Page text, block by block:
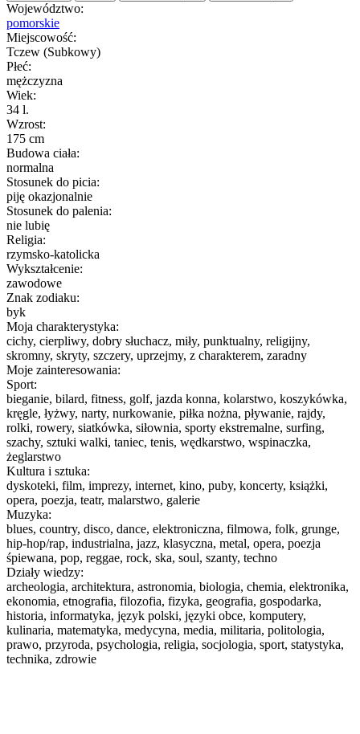
Województwo:
pomorskie
Miejscowość:
Tczew (Subkowy)
Płeć:
mężczyzna
Wiek:
34 l.
Wzrost:
175 cm
Budowa ciała:
normalna
Stosunek do picia:
piję okazjonalnie
Stosunek do palenia:
nie lubię
Religia:
rzymsko-katolicka
Wykształcenie:
zawodowe
Znak zodiaku:
byk
Moja charakterystyka:
cichy, cierpliwy, dobry słuchacz, miły, punktualny, religijny,
skromny, skryty, szczery, uprzejmy, z charakterem, zaradny
Moje zainteresowania:
Sport:
bieganie, bilard, fitness, golf, jazda konna, kolarstwo, koszykówka,
kręgle, łyżwy, narty, nurkowanie, piłka nożna, pływanie, rajdy,
rolki, rowery, siatkówka, siłownia, sporty ekstremalne, surfing,
szachy, sztuki walki, taniec, tenis, wędkarstwo, wspinaczka,
żeglarstwo
Kultura i sztuka:
dyskoteki, film, imprezy, internet, kino, puby, koncerty, książki,
opera, poezja, teatr, malarstwo, galerie
Muzyka:
blues, country, disco, dance, elektroniczna, filmowa, folk, grunge,
hip-hop/rap, industrialna, jazz, klasyczna, metal, opera, poezja
śpiewana, pop, reggae, rock, ska, soul, szanty, techno
Działy wiedzy:
archeologia, architektura, astronomia, biologia, chemia, elektronika,
ekonomia, etnografia, filozofia, fizyka, geografia, gospodarka,
historia, informatyka, język polski, języki obce, komputery,
kulinaria, matematyka, medycyna, media, militaria, politologia,
prawo, przyroda, psychologia, religia, socjologia, sport, statystyka,
technika, zdrowie